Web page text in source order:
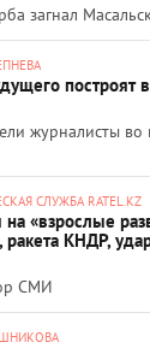
загнал
построят
журналисты во
СЛУЖБА RATEL.KZ
«взрослые
ракета КНДР,
СМИ